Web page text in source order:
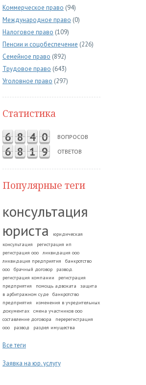
Коммерческое право (94)
Международное право (0)
Налоговое право (109)
Пенсии и соцобеспечение (226)
Семейное право (892)
Трудовое право (643)
Уголовное право (297)
Статистика
6 8 4 0 ВОПРОСОВ
6 8 1 9 ОТВЕТОВ
Популярные теги
консультация
юриста
юридическая
консультация
регистрация ип
регистрация ооо
ликвидация ооо
ликвидация предприятия
банкротство
ооо
брачный договор
развод.
регистрация компании
регистрация
предприятия
помощь адвоката
защита
в арбитражном суде
банкротство
предприятия
изменения в учредительных
документах
смена участников ооо
составление договора
перерегистрация
ооо
развод раздел имущества
Все теги
Заявка на юр. услугу